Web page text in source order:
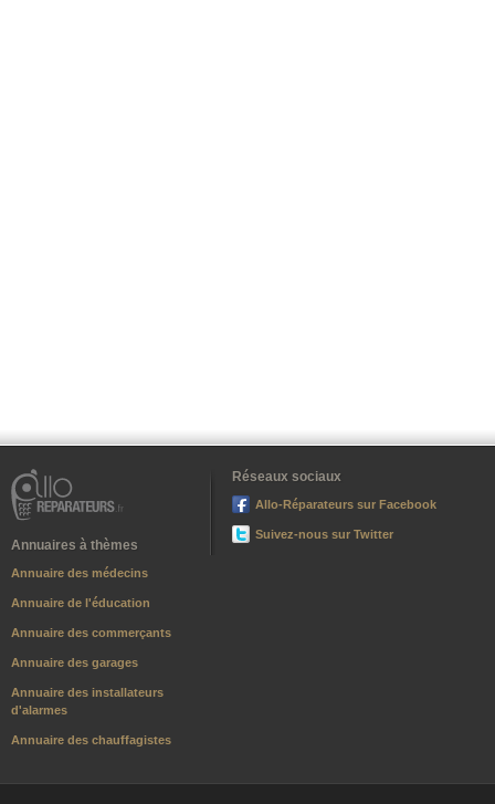
Annuaires à thèmes
Annuaire des médecins
Annuaire de l'éducation
Annuaire des commerçants
Annuaire des garages
Annuaire des installateurs
d'alarmes
Annuaire des chauffagistes
Réseaux sociaux
Allo-Réparateurs sur Facebook
Suivez-nous sur Twitter